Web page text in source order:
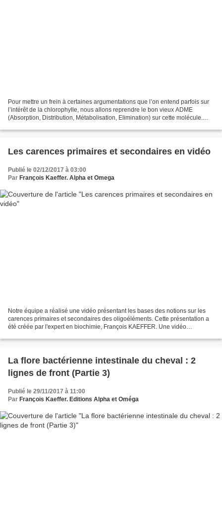
Pour mettre un frein à certaines argumentations que l’on entend parfois sur
l’intérêt de la chlorophylle, nous allons reprendre le bon vieux ADME
(Absorption, Distribution, Métabolisation, Elimination) sur cette molécule.
Les carences primaires et secondaires en vidéo
Publié le 02/12/2017 à 03:00
Par François Kaeffer. Alpha et Omega
Notre équipe a réalisé une vidéo présentant les bases des notions sur les
carences primaires et secondaires des oligoéléments. Cette présentation a
été créée par l'expert en biochimie, François KAEFFER. Une vidéo
La flore bactérienne intestinale du cheval : 2
lignes de front (Partie 3)
Publié le 29/11/2017 à 11:00
Par François Kaeffer. Editions Alpha et Oméga